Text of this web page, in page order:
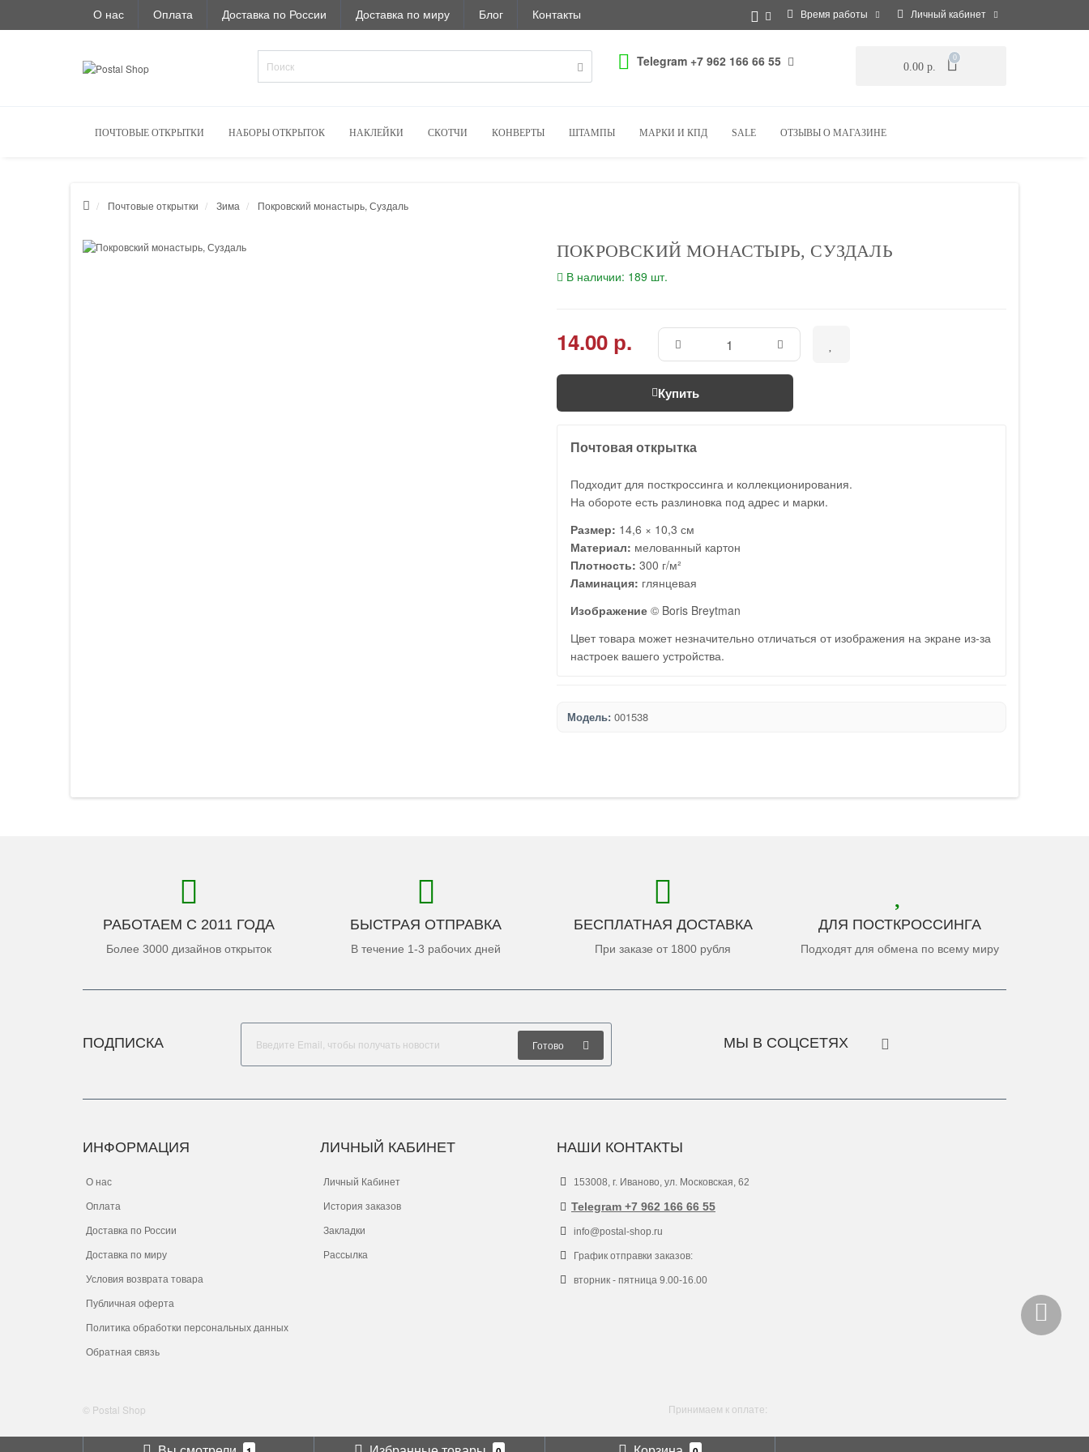
О нас Оплата Доставка по России Доставка по миру Блог Контакты Время работы Личный кабинет
Telegram +7 962 166 66 55 0.00 р.
0
ПОЧТОВЫЕ ОТКРЫТКИ НАБОРЫ ОТКРЫТОК НАКЛЕЙКИ СКОТЧИ КОНВЕРТЫ ШТАМПЫ МАРКИ И КПД SALE ОТЗЫВЫ О МАГАЗИНЕ
Почтовые открытки Зима Покровский монастырь, Суздаль
ПОКРОВСКИЙ МОНАСТЫРЬ, СУЗДАЛЬ
В наличии: 189 шт.
14.00 р.
Купить
Почтовая открытка
Подходит для посткроссинга и коллекционирования.
На обороте есть разлиновка под адрес и марки.
Размер: 14,6 × 10,3 см
Материал: мелованный картон
Плотность: 300 г/м²
Ламинация: глянцевая
Изображение © Boris Breytman
Цвет товара может незначительно отличаться от изображения на экране из-за
настроек вашего устройства.
Модель: 001538
РАБОТАЕМ С 2011 ГОДА
Более 3000 дизайнов открыток
БЫСТРАЯ ОТПРАВКА
В течение 1-3 рабочих дней
БЕСПЛАТНАЯ ДОСТАВКА
При заказе от 1800 рубля
ДЛЯ ПОСТКРОССИНГА
Подходят для обмена по всему миру
ПОДПИСКА Готово МЫ В СОЦСЕТЯХ
ИНФОРМАЦИЯ
О нас
Оплата
Доставка по России
Доставка по миру
Условия возврата товара
Публичная оферта
Политика обработки персональных данных
Обратная связь
ЛИЧНЫЙ КАБИНЕТ
Личный Кабинет
История заказов
Закладки
Рассылка
НАШИ КОНТАКТЫ
153008, г. Иваново, ул. Московская, 62
Telegram +7 962 166 66 55
info@postal-shop.ru
График отправки заказов:
вторник - пятница 9.00-16.00
© Postal Shop Принимаем к оплате: